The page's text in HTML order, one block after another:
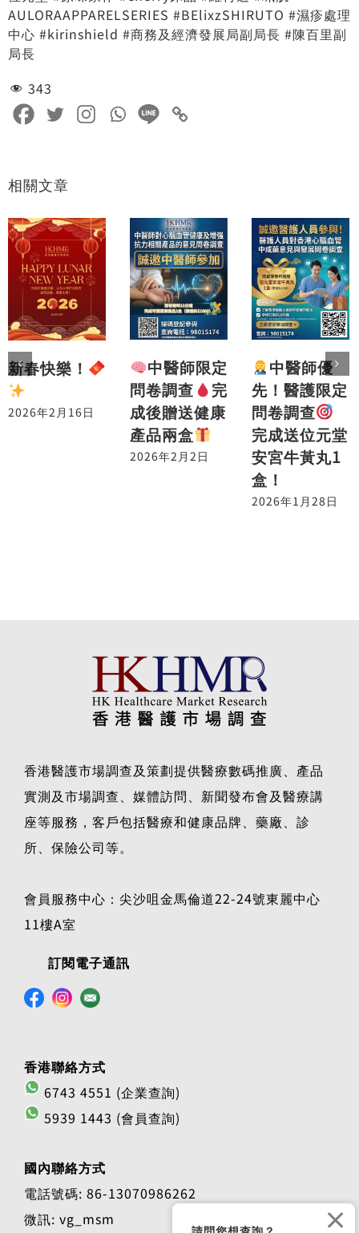
AULORAAPPARELSERIES #BElixzSHIRUTO #濕疹處理
中心 #kirinshield #商務及經濟發展局副局長 #陳百里副
局長
343
相關文章
新春快樂！
2026年2月16日
中醫師限定
問卷調查
完
成後贈送健康
產品兩盒
2026年2月2日
中醫師優
先！醫護限定
問卷調查
完成送位元堂
安宮牛黃丸1
盒！
2026年1月28日
香港醫護市場調查及策劃提供醫療數碼推廣、產品
實測及市場調查、媒體訪問、新聞發布會及醫療講
座等服務，客戶包括醫療和健康品牌、藥廠、診
所、保險公司等。
會員服務中心：尖沙咀金馬倫道22-24號東麗中心
11樓A室
訂閱電子通訊
香港聯絡方式
6743 4551 (企業查詢)
5939 1443 (會員查詢)
國內聯絡方式
電話號碼: 86-13070986262
微訊: vg_msm
×